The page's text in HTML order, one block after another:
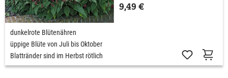
9,49 €
dunkelrote Blütenähren
üppige Blüte von Juli bis Oktober
Blattränder sind im Herbst rötlich